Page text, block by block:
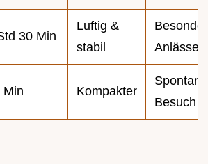
30 Min
Luftig &
stabil
Anlässe
Min Kompakter
Besuch